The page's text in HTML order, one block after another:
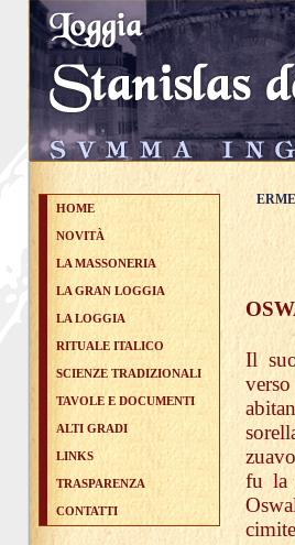
HOME
NOVITÀ
LA MASSONERIA
LA GRAN LOGGIA
LA LOGGIA
RITUALE ITALICO
SCIENZE TRADIZIONALI
TAVOLE E DOCUMENTI
ALTI GRADI
LINKS
TRASPARENZA
CONTATTI
Il
fu la